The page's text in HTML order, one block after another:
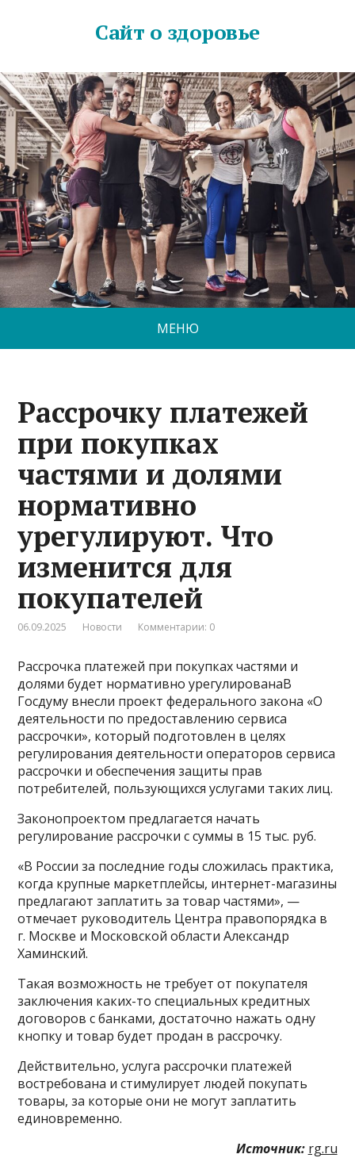
Сайт о здоровье
МЕНЮ
Рассрочку платежей
при покупках
частями и долями
нормативно
урегулируют. Что
изменится для
покупателей
06.09.2025 Новости Комментарии: 0
Рассрочка платежей при покупках частями и
долями будет нормативно урегулированаВ
Госдуму внесли проект федерального закона «О
деятельности по предоставлению сервиса
рассрочки», который подготовлен в целях
регулирования деятельности операторов сервиса
рассрочки и обеспечения защиты прав
потребителей, пользующихся услугами таких лиц.
Законопроектом предлагается начать
регулирование рассрочки с суммы в 15 тыс. руб.
«В России за последние годы сложилась практика,
когда крупные маркетплейсы, интернет-магазины
предлагают заплатить за товар частями», —
отмечает руководитель Центра правопорядка в
г. Москве и Московской области Александр
Хаминский.
Такая возможность не требует от покупателя
заключения каких-то специальных кредитных
договоров с банками, достаточно нажать одну
кнопку и товар будет продан в рассрочку.
Действительно, услуга рассрочки платежей
востребована и стимулирует людей покупать
товары, за которые они не могут заплатить
единовременно.
Источник: rg.ru